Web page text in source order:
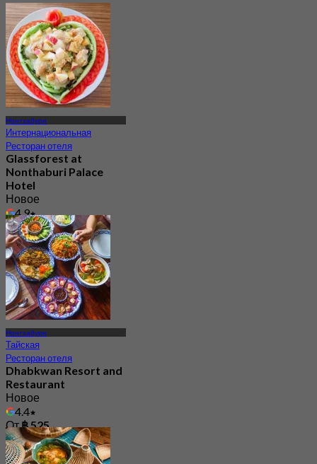
Нонтхабури
Интернациональная
Ресторан отеля
Glassforest at
Nonthaburi Palace
Hotel
Новое
4.9
От฿ 231.66
Нонтхабури
Тайская
Ресторан отеля
Dhabkwan Resort and
Restaurant
Новое
4.4
От฿ 525